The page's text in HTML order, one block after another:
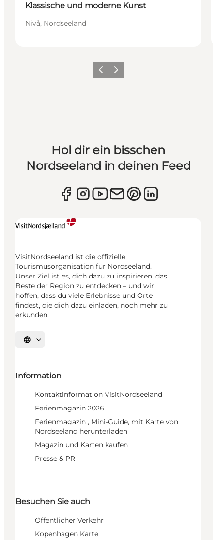
Klassische und moderne Kunst
Nivå, Nordseeland
ZurückWeiter
Hol dir ein bisschen
Nordseeland in deinen Feed
VisitNordseeland ist die offizielle
Tourismusorganisation für Nordseeland.
Unser Ziel ist es, dich dazu zu inspirieren, das
Beste der Region zu entdecken – und wir
hoffen, dass du viele Erlebnisse und Orte
findest, die dich dazu einladen, noch mehr zu
erkunden.
Sprache auswählen
Information
Kontaktinformation VisitNordseeland
Ferienmagazin 2026
Ferienmagazin , Mini-Guide, mit Karte von
Nordseeland herunterladen
Magazin und Karten kaufen
Presse & PR
Besuchen Sie auch
Öffentlicher Verkehr
Kopenhagen Karte